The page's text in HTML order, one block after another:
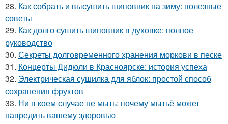
28. Как собрать и высушить шиповник на зиму: полезные
советы
29. Как долго сушить шиповник в духовке: полное
руководство
30. Секреты долговременного хранения моркови в песке
31. Концерты Дидюли в Красноярске: история успеха
32. Электрическая сушилка для яблок: простой способ
сохранения фруктов
33. Ни в коем случае не мыть: почему мытьё может
навредить вашему здоровью